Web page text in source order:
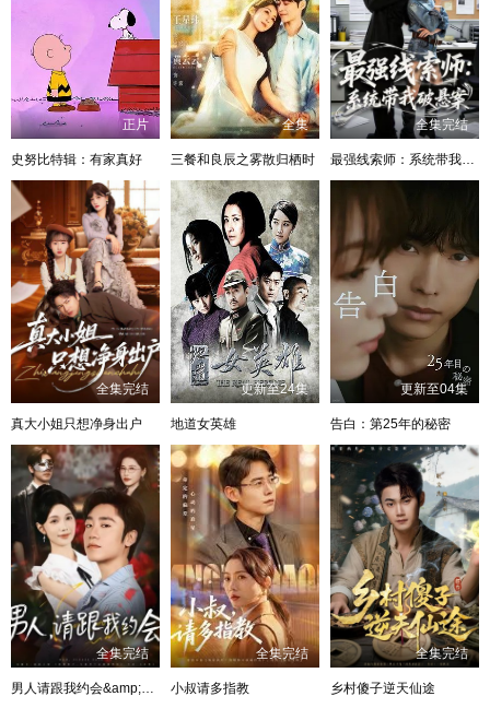
正片
史努比特辑：有家真好
全集
三餐和良辰之雾散归栖时
全集完结
最强线索师：系统带我破悬案
全集完结
真大小姐只想净身出户
更新至24集
地道女英雄
更新至04集
告白：第25年的秘密
全集完结
男人请跟我约会&amp;当我决定凭实力单身
全集完结
小叔请多指教
全集完结
乡村傻子逆天仙途